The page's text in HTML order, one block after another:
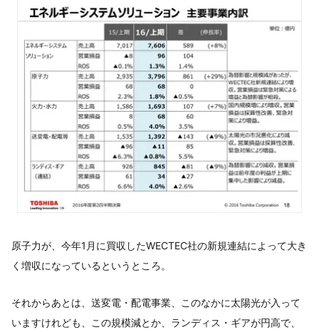
原子力が、今年1月に買収したWECTEC社の新規連結によって大き
く増収になっているというところ。
それからあとは、送変電・配電事業、このなかに太陽光が入って
いますけれども、この規模減とか、ランディス・ギアが円高で、